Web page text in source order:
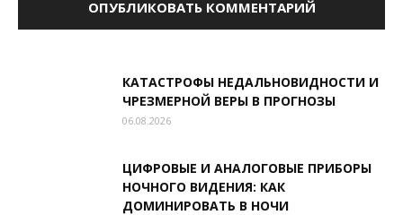
КАТАСТРОФЫ НЕДАЛЬНОВИДНОСТИ И
ЧРЕЗМЕРНОЙ ВЕРЫ В ПРОГНОЗЫ
06.08.2026
ЦИФРОВЫЕ И АНАЛОГОВЫЕ ПРИБОРЫ
НОЧНОГО ВИДЕНИЯ: КАК
ДОМИНИРОВАТЬ В НОЧИ